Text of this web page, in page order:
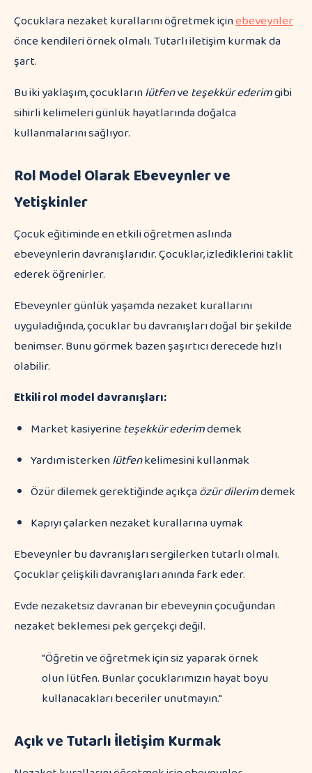
Çocuklara nezaket kurallarını öğretmek içinebeveynler
önce kendileri örnek olmalı. Tutarlı iletişim kurmak da
şart.
Bu iki yaklaşım, çocuklarınlütfenveteşekkür ederimgibi
sihirli kelimeleri günlük hayatlarında doğalca
kullanmalarını sağlıyor.
Rol Model Olarak Ebeveynler ve
Yetişkinler
Çocuk eğitiminde en etkili öğretmen aslında
ebeveynlerin davranışlarıdır. Çocuklar, izlediklerini taklit
ederek öğrenirler.
Ebeveynler günlük yaşamda nezaket kurallarını
uyguladığında, çocuklar bu davranışları doğal bir şekilde
benimser. Bunu görmek bazen şaşırtıcı derecede hızlı
olabilir.
Etkili rol model davranışları:
Market kasiyerineteşekkür ederimdemek
Yardım isterkenlütfenkelimesini kullanmak
Özür dilemek gerektiğinde açıkçaözür dilerimdemek
Kapıyı çalarken nezaket kurallarına uymak
Ebeveynler bu davranışları sergilerken tutarlı olmalı.
Çocuklar çelişkili davranışları anında fark eder.
Evde nezaketsiz davranan bir ebeveynin çocuğundan
nezaket beklemesi pek gerçekçi değil.
"Öğretin ve öğretmek için siz yaparak örnek
olun lütfen. Bunlar çocuklarımızın hayat boyu
kullanacakları beceriler unutmayın."
Açık ve Tutarlı İletişim Kurmak